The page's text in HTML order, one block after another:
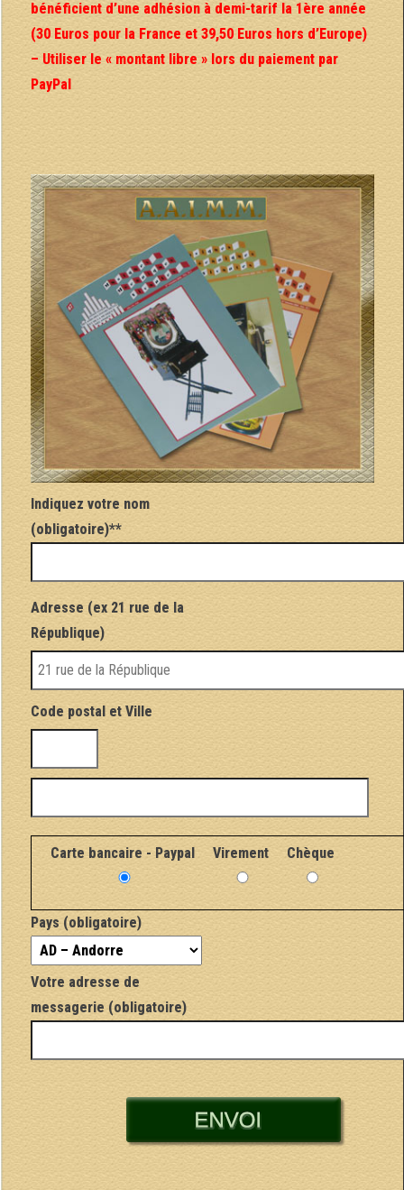
bénéficient d’une adhésion à demi-tarif la 1ère année
(30 Euros pour la France et 39,50 Euros hors d’Europe)
– Utiliser le « montant libre » lors du paiement par
PayPal
Indiquez votre nom
(obligatoire)**
Adresse (ex 21 rue de la
République)
Code postal et Ville
Carte bancaire - Paypal Virement Chèque
Pays (obligatoire)
Votre adresse de
messagerie (obligatoire)